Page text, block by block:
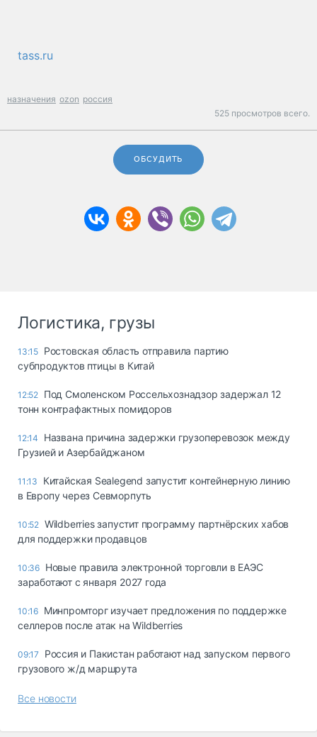
tass.ru
назначения ozon россия
525 просмотров всего.
ОБСУДИТЬ
Логистика, грузы
13:15 Ростовская область отправила партию
субпродуктов птицы в Китай
12:52 Под Смоленском Россельхознадзор задержал 12
тонн контрафактных помидоров
12:14
Названа причина задержки грузоперевозок между
Грузией и Азербайджаном
11:13
Китайская Sealegend запустит контейнерную линию
в Европу через Севморпуть
10:52 Wildberries запустит программу партнёрских хабов
для поддержки продавцов
10:36 Новые правила электронной торговли в ЕАЭС
заработают с января 2027 года
10:16 Минпромторг изучает предложения по поддержке
селлеров после атак на Wildberries
09:17
Россия и Пакистан работают над запуском первого
грузового ж/д маршрута
Все новости